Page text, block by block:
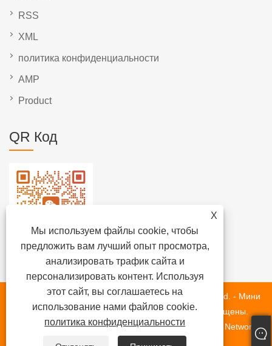
X
Мы используем файлы cookie, чтобы
предложить вам лучший опыт просмотра,
анализировать трафик сайта и
персонализировать контент. Используя
этот сайт, вы соглашаетесь на
использование нами файлов cookie.
политика конфиденциальности
RSS
XML
политика конфиденциальности
AMP
Product
QR Код
Copyright © 2020 Fujian Newlongma Automotive Co., Ltd. - Мини
-пикап, электромобиль, внедорожник все права защищены.
Техническая поддержка веб -сайта: Quanzhou Tianyu Network
Technology Co., Ltd. Robin.Zhang 18060016339